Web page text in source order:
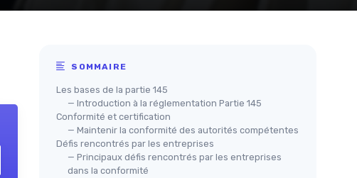
SOMMAIRE
Les bases de la partie 145
— Introduction à la réglementation Partie 145
Conformité et certification
— Maintenir la conformité des autorités compétentes
Défis rencontrés par les entreprises
— Principaux défis rencontrés par les entreprises
dans la conformité